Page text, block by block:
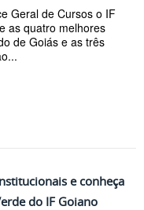
Geral de Cursos o IF
as quatro melhores
de Goiás e as três
e conheça
do IF Goiano